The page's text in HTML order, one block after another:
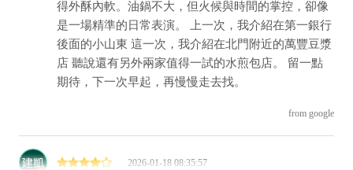
得外酥內軟。油鍋不大，但火候與時間的掌控，卻像
是一場精準的日常表演。 上一次，我介紹在第一銀行
後面的小山東 這一次，我介紹在北門附近的萬豐豆漿
店 聽說還有另外兩家值得一試的水煎包店。 留一點
期待，下一次早起，再慢慢走去找。
from google
2026-01-18 08:35:57